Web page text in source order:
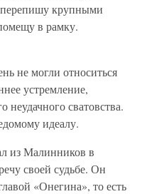
перепишу крупными
в рамку.
не могли относиться
устремление,
неудачного сватовства.
идеалу.
из Малинников в
своей судьбе. Он
«Онегина», то есть